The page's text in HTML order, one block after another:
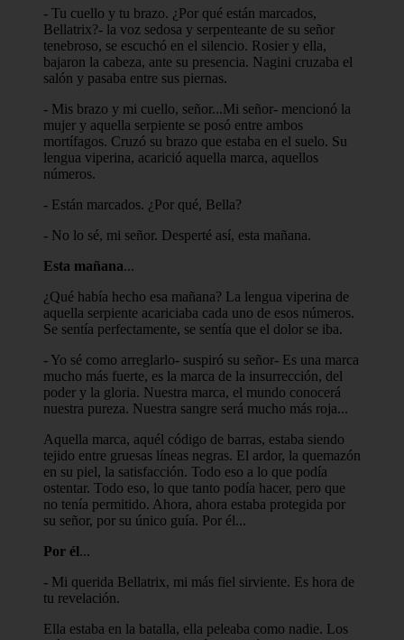
- Tu cuello y tu brazo. ¿Por qué están marcados,
Bellatrix?- la voz sedosa y serpenteante de su señor
tenebroso, se escuchó en el silencio. Rosier y ella,
bajaron la cabeza, ante su presencia. Nagini cruzaba el
salón y pasaba entre sus piernas.
- Mis brazo y mi cuello, señor...Mi señor- mencionó la
mujer y aquella serpiente se posó entre ambos
mortífagos. Cruzó su brazo que estaba en el suelo. Su
lengua viperina, acarició aquella marca, aquellos
números.
- Están marcados. ¿Por qué, Bella?
- No lo sé, mi señor. Desperté así, esta mañana.
Esta mañana...
¿Qué había hecho esa mañana? La lengua viperina de
aquella serpiente acariciaba cada uno de esos números.
Se sentía perfectamente, se sentía que el dolor se iba.
- Yo sé como arreglarlo- suspiró su señor- Es una marca
mucho más fuerte, es la marca de la insurrección, del
poder y la gloria. Nuestra marca, el mundo conocerá
nuestra pureza. Nuestra sangre será mucho más roja...
Aquella marca, aquél código de barras, estaba siendo
tejido entre gruesas líneas negras. El ardor, la quemazón
en su piel, la satisfacción. Todo eso a lo que podía
ostentar. Todo eso, lo que tanto podía hacer, pero que
no tenía permitido. Ahora, ahora estaba protegida por
su señor, por su único guía. Por él...
Por él...
- Mi querida Bellatrix, mi más fiel sirviente. Es hora de
tu revelación.
Ella estaba en la batalla, ella peleaba como nadie. Los